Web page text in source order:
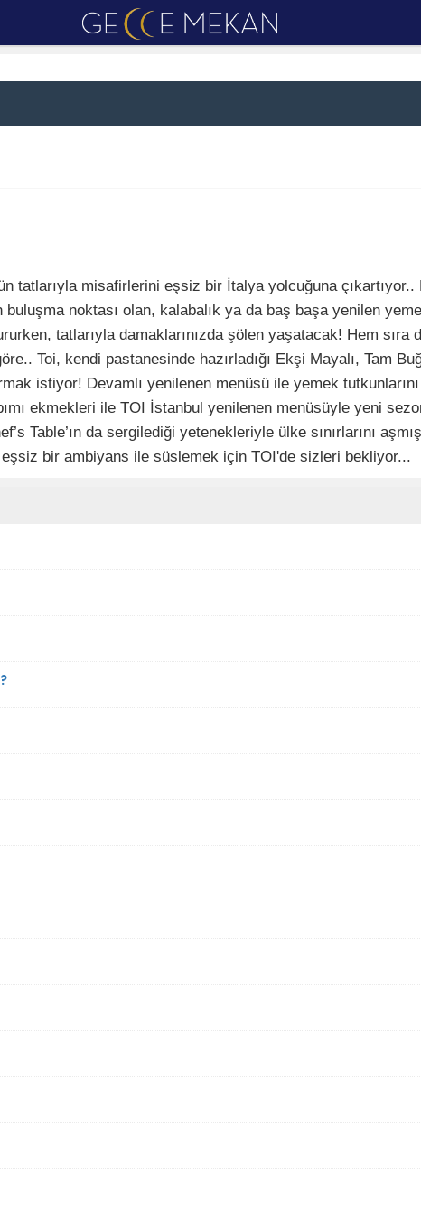
tatlarıyla misafirlerini eşsiz bir İtalya yolcuğuna
noktası olan, kalabalık ya da baş başa yenilen
tatlarıyla damaklarınızda şölen yaşatacak! Hem sıra
Toi, kendi pastanesinde hazırladığı Ekşi Mayalı, Tam
istiyor! Devamlı yenilenen menüsü ile yemek
ekmekleri ile TOI İstanbul yenilenen menüsüyle yeni
Table’ın da sergilediği yetenekleriyle ülke sınırlarını
bir ambiyans ile süslemek için TOI'de sizleri bekliyor...